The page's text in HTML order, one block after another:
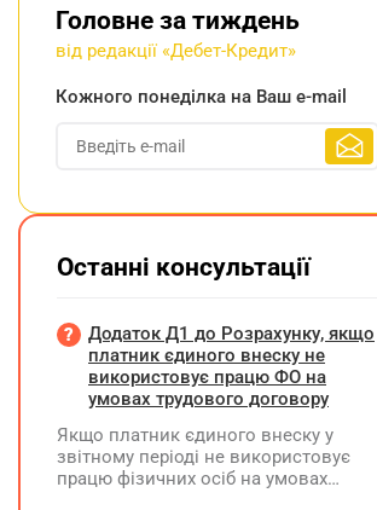
Головне за тиждень
від редакції «Дебет-Кредит»
Кожного понеділка на Ваш e-mail
Останні консультації
Додаток Д1 до Розрахунку, якщо
платник єдиного внеску не
використовує працю ФО на
умовах трудового договору
Якщо платник єдиного внеску у
звітному періоді не використовує
працю фізичних осіб на умовах